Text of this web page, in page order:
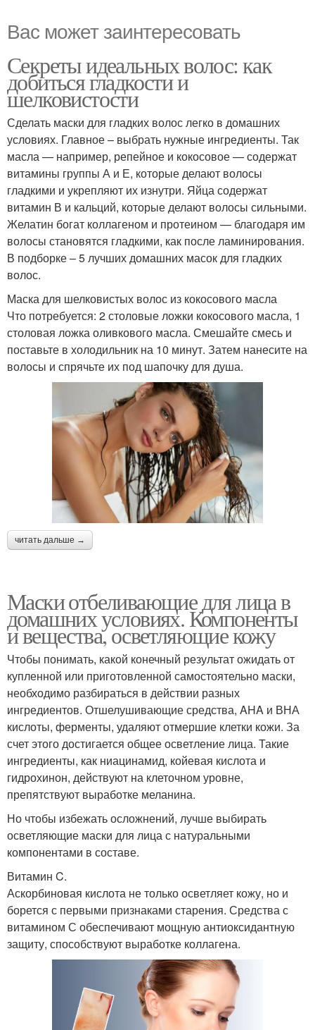
Вас может заинтересовать
Секреты идеальных волос: как
добиться гладкости и
шелковистости
Сделать маски для гладких волос легко в домашних
условиях. Главное – выбрать нужные ингредиенты. Так
масла — например, репейное и кокосовое — содержат
витамины группы А и Е, которые делают волосы
гладкими и укрепляют их изнутри. Яйца содержат
витамин В и кальций, которые делают волосы сильными.
Желатин богат коллагеном и протеином — благодаря им
волосы становятся гладкими, как после ламинирования.
В подборке – 5 лучших домашних масок для гладких
волос.
Маска для шелковистых волос из кокосового масла
Что потребуется: 2 столовые ложки кокосового масла, 1
столовая ложка оливкового масла. Смешайте смесь и
поставьте в холодильник на 10 минут. Затем нанесите на
волосы и спрячьте их под шапочку для душа.
читать дальше →
Маски отбеливающие для лица в
домашних условиях. Компоненты
и вещества, осветляющие кожу
Чтобы понимать, какой конечный результат ожидать от
купленной или приготовленной самостоятельно маски,
необходимо разбираться в действии разных
ингредиентов. Отшелушивающие средства, AHA и ВНА
кислоты, ферменты, удаляют отмершие клетки кожи. За
счет этого достигается общее осветление лица. Такие
ингредиенты, как ниацинамид, койевая кислота и
гидрохинон, действуют на клеточном уровне,
препятствуют выработке меланина.
Но чтобы избежать осложнений, лучше выбирать
осветляющие маски для лица с натуральными
компонентами в составе.
Витамин C.
Аскорбиновая кислота не только осветляет кожу, но и
борется с первыми признаками старения. Средства с
витамином С обеспечивают мощную антиоксидантную
защиту, способствуют выработке коллагена.